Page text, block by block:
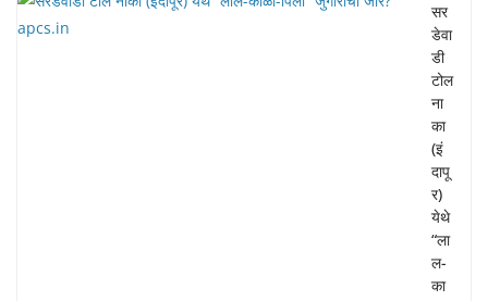
सर
डेवा
डी
टोल
ना
का
(इं
दापू
र)
येथे
“ला
ल-
का